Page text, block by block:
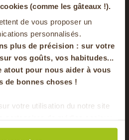
(comme les gâteaux !).
de vous proposer un
personnalisés.
plus de précision : sur votre
vos goûts, vos habitudes...
atout pour nous aider à vous
de bonnes choses !
votre utilisation du notre site
Ces données peuvent être
Vrac
A cuisiner
aussi
offerts sur
panier
à notre newsletter
chaque semaine de bons